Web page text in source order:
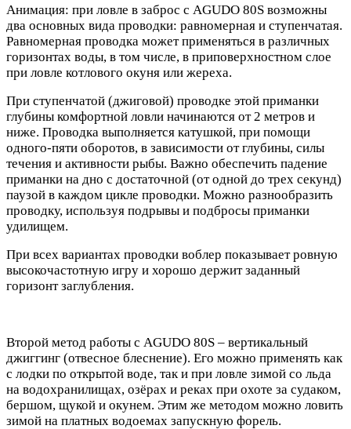
Анимация: при ловле в заброс с AGUDO 80S возможны
два основных вида проводки: равномерная и ступенчатая.
Равномерная проводка может применяться в различных
горизонтах воды, в том числе, в приповерхностном слое
при ловле котлового окуня или жереха.
При ступенчатой (джиговой) проводке этой приманки
глубины комфортной ловли начинаются от 2 метров и
ниже. Проводка выполняется катушкой, при помощи
одного-пяти оборотов, в зависимости от глубины, силы
течения и активности рыбы. Важно обеспечить падение
приманки на дно с достаточной (от одной до трех секунд)
паузой в каждом цикле проводки. Можно разнообразить
проводку, используя подрывы и подбросы приманки
удилищем.
При всех вариантах проводки воблер показывает ровную
высокочастотную игру и хорошо держит заданный
горизонт заглубления.
Второй метод работы с AGUDO 80S – вертикальный
джиггинг (отвесное блеснение). Его можно применять как
с лодки по открытой воде, так и при ловле зимой со льда
на водохранилищах, озёрах и реках при охоте за судаком,
бершом, щукой и окунем. Этим же методом можно ловить
зимой на платных водоемах запускную форель.